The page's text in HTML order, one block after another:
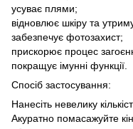
усуває плями;
відновлює шкіру та
забезпечує фотозахист;
прискорює процес
покращує імунні функції.
Спосіб застосування:
Нанесіть невелику
Акуратно помасажуйте